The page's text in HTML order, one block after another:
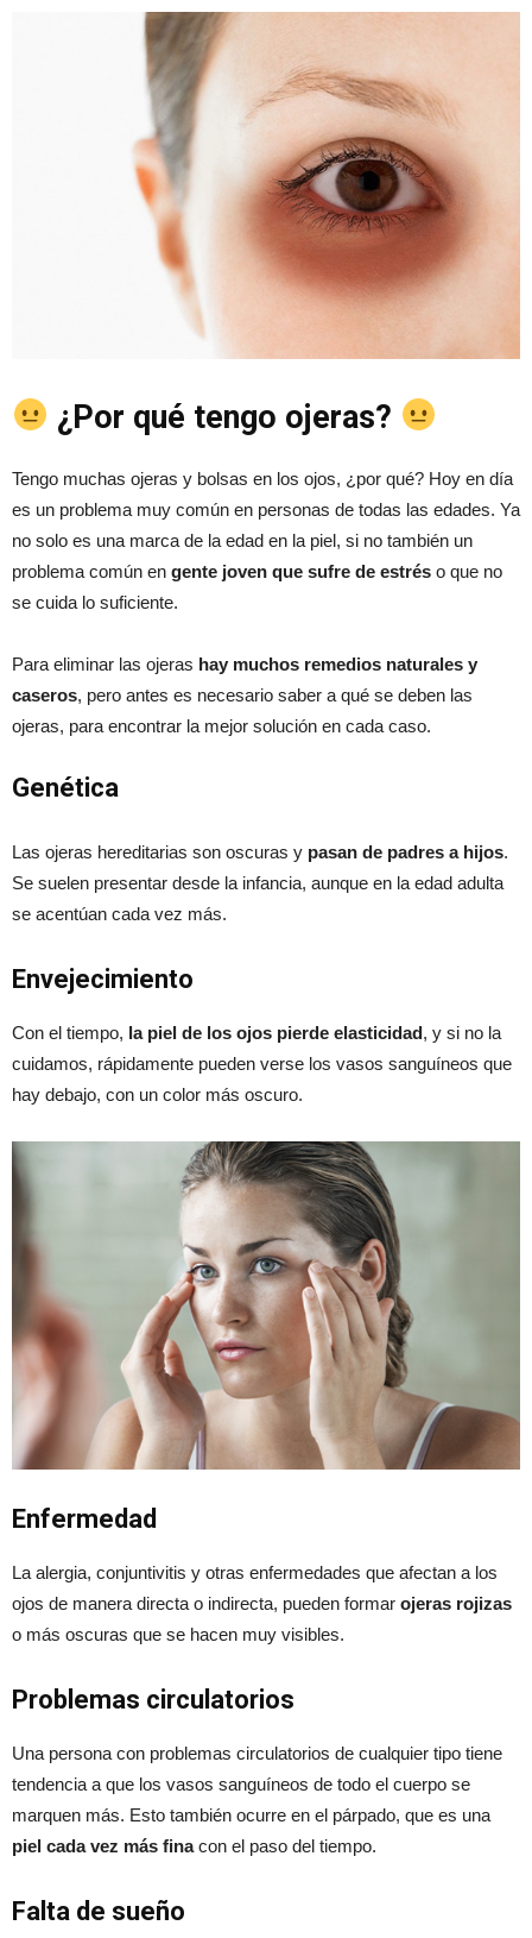
¿Por qué tengo ojeras?
Tengo muchas ojeras y bolsas en los ojos, ¿por qué? Hoy en día
es un problema muy común en personas de todas las edades. Ya
no solo es una marca de la edad en la piel, si no también un
problema común en gente joven que sufre de estrés o que no
se cuida lo suficiente.
Para eliminar las ojeras hay muchos remedios naturales y
caseros, pero antes es necesario saber a qué se deben las
ojeras, para encontrar la mejor solución en cada caso.
Genética
Las ojeras hereditarias son oscuras y pasan de padres a hijos.
Se suelen presentar desde la infancia, aunque en la edad adulta
se acentúan cada vez más.
Envejecimiento
Con el tiempo, la piel de los ojos pierde elasticidad, y si no la
cuidamos, rápidamente pueden verse los vasos sanguíneos que
hay debajo, con un color más oscuro.
Enfermedad
La alergia, conjuntivitis y otras enfermedades que afectan a los
ojos de manera directa o indirecta, pueden formar ojeras rojizas
o más oscuras que se hacen muy visibles.
Problemas circulatorios
Una persona con problemas circulatorios de cualquier tipo tiene
tendencia a que los vasos sanguíneos de todo el cuerpo se
marquen más. Esto también ocurre en el párpado, que es una
piel cada vez más finacon el paso del tiempo.
Falta de sueño